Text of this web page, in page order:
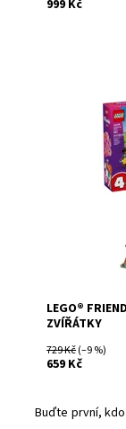
999 Kč
Povzbuďte
stavebnicí
(42696) pro
veterinární
k hraní rolí a
LEGO®
ZVÍŘÁTKY
729 Kč(–9 %)
659 Kč
Buďte první,